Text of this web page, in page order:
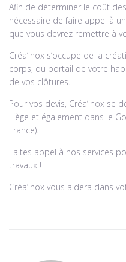
Afin de déterminer le coût
nécessaire de faire appel à
que vous devrez remettre à
Créa’inox s’occupe de la
corps, du portail de votre
de vos clôtures.
Pour vos devis, Créa’inox se
Liège et également dans le
France).
Faites appel à nos services
travaux !
Créa’inox vous aidera dans